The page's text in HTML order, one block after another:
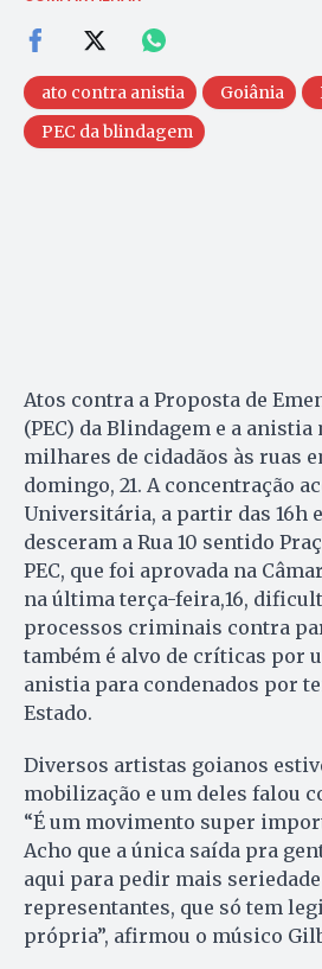
ato contra anistia Goiânia
PEC da blindagem
Atos contra a Proposta de
(PEC) da Blindagem e a
milhares de cidadãos às ruas
domingo, 21. A concentração
Universitária, a partir das 16h
desceram a Rua 10 sentido
PEC, que foi aprovada na
na última terça-feira,16,
processos criminais contra
também é alvo de críticas por
anistia para condenados por
Estado.
Diversos artistas goianos
mobilização e um deles falou
“É um movimento super
Acho que a única saída pra
aqui para pedir mais
representantes, que só tem
própria”, afirmou o músico